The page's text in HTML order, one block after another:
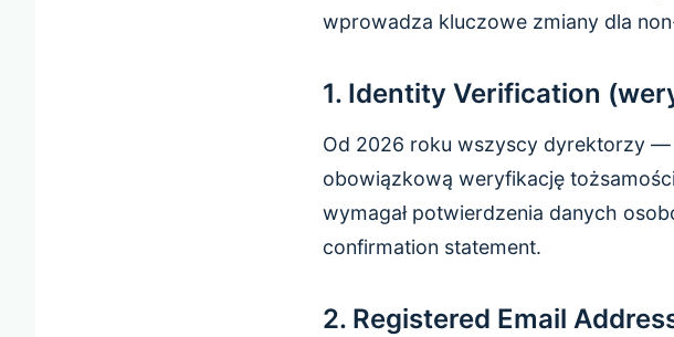
wprowadza kluczowe zmiany dla
1. Identity Verification
Od 2026 roku wszyscy dyrektorzy
obowiązkową weryfikację
wymagał potwierdzenia danych
confirmation statement.
2. Registered Email